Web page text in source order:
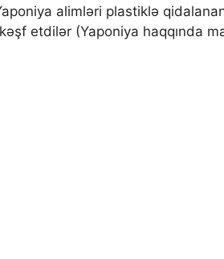
alimləri plastiklə
etdilər (Yaponiya haqqında